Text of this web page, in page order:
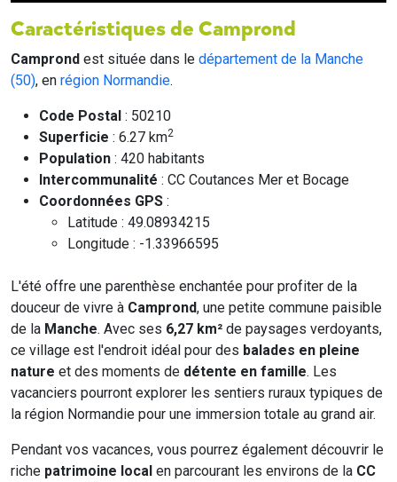
Caractéristiques de Camprond
Camprond est située dans le département de la Manche
(50), en région Normandie.
Code Postal : 50210
Superficie : 6.27 km2
Population : 420 habitants
Intercommunalité : CC Coutances Mer et Bocage
Coordonnées GPS :
Latitude : 49.08934215
Longitude : -1.33966595
L'été offre une parenthèse enchantée pour profiter de la
douceur de vivre à Camprond, une petite commune paisible
de la Manche. Avec ses 6,27 km² de paysages verdoyants,
ce village est l'endroit idéal pour des balades en pleine
nature et des moments de détente en famille. Les
vacanciers pourront explorer les sentiers ruraux typiques de
la région Normandie pour une immersion totale au grand air.
Pendant vos vacances, vous pourrez également découvrir le
riche patrimoine local en parcourant les environs de la CC